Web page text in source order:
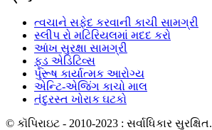
ત્વચાને સફેદ કરવાની કાચી સામગ્રી
સ્લીપ રો મટિરિયલમાં મદદ કરો
આંખ સુરક્ષા સામગ્રી
ફૂડ એડિટિવ્સ
પુરૂષ કાર્યાત્મક આરોગ્ય
એન્ટિ-એજિંગ કાચો માલ
તંદુરસ્ત ખોરાક ઘટકો
© કૉપિરાઇટ - 2010-2023 : સર્વાધિકાર સુરક્ષિત.